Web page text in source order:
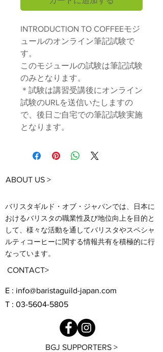
INTRODUCTION TO COFFEEモジ
ュールのオンライン筆記試験で
す。
このモジュールの試験は筆記試験
のみとなります。
＊試験は講習受講後にオンライン
試験のURLを送信いたしますの
で、後日ご自宅での筆記試験実施
となります。
ABOUT US >
バリスタギルド・オブ・ジャパンでは、日本に
おけるバリスタの職業性及び地位向上を目的と
して、様々な活動を通してバリスタやスペシャ
ルティコーヒーに関する情報共有を積極的に行
なっています。
CONTACT>
E : info@baristaguild-japan.com
T : 03-5604-5805
BGJ SUPPORTERS >